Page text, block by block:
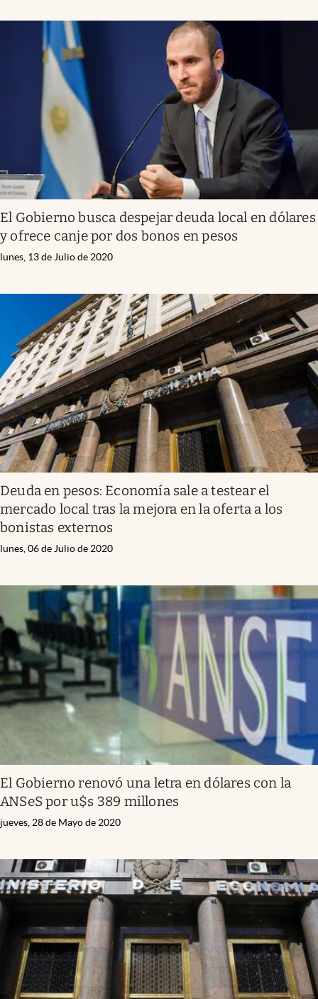
El Gobierno busca despejar deuda local en dólares
y ofrece canje por dos bonos en pesos
lunes, 13 de Julio de 2020
Deuda en pesos: Economía sale a testear el
mercado local tras la mejora en la oferta a los
bonistas externos
lunes, 06 de Julio de 2020
El Gobierno renovó una letra en dólares con la
ANSeS por u$s 389 millones
jueves, 28 de Mayo de 2020